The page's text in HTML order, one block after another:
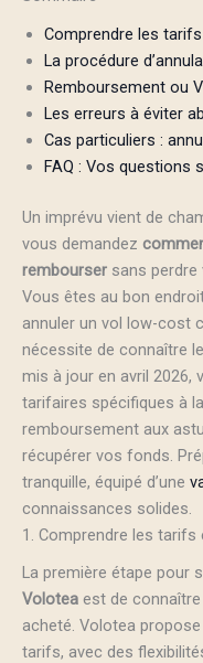
Comprendre les
La procédure
Remboursement ou
Les erreurs à éviter
Cas particuliers :
FAQ : Vos questions
Un imprévu vient de
vous demandez
rembourser sans
Vous êtes au bon
annuler un vol low-cost
nécessite de connaître
mis à jour en avril 2026,
tarifaires spécifiques à
remboursement aux
récupérer vos fonds.
tranquille, équipé d’une
connaissances solides.
1. Comprendre les
La première étape pour
Volotea est de
acheté. Volotea
tarifs, avec des